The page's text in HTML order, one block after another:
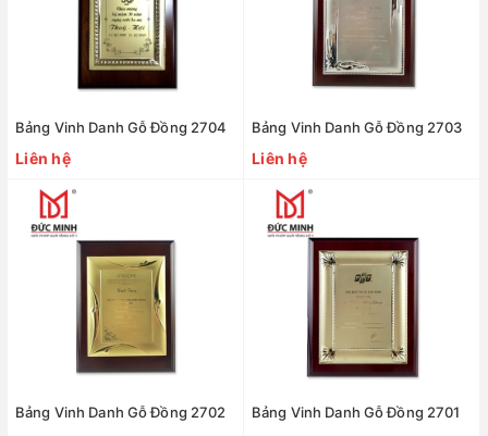
Bảng Vinh Danh Gỗ Đồng 2704
Liên hệ
Bảng Vinh Danh Gỗ Đồng 2703
Liên hệ
Bảng Vinh Danh Gỗ Đồng 2702 Bảng Vinh Danh Gỗ Đồng 2701